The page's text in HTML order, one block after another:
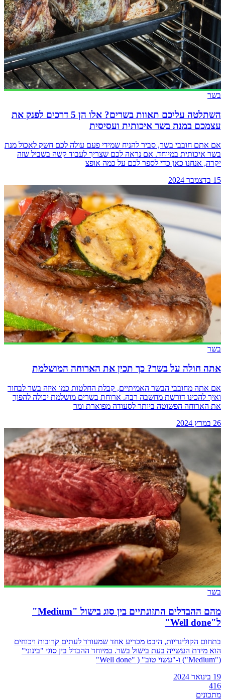
בשר
השתלטה עליכם תאוות בשרים? אלו הן 5 דרכים לפנק את
עצמכם במנת בשר איכותית ועסיסית
אם אתם חובבי בשר, סביר להניח שמידי פעם עולה לכם חשק לאכול מנת
בשר איכותית במיוחד. אם נראה לכם שצריך לעבוד קשה בשביל שזה
יקרה, אנחנו כאן כדי לספר לכם על כמה אופצ
15 בדצמבר 2024
בשר
אתה חולה על בשר? כך תכין את הארוחה המושלמת
אם אתה מחובבי הבשר האמיתיים, קבלת החלטות כמו איזה בשר לבחור
ואיך להכינו דורשת מחשבה רבה. ארוחת בשרים מושלמת יכולה להפוך
את הארוחה הפשוטה ביותר לסעודה מפוארת ומר
26 במרץ 2024
בשר
מהם ההבדלים התזונתיים בין סוג בישול "Medium"
ל"Well done"
בתחום הקולינריות, היבט מכריע אחד שמעורר לעתים קרובות ויכוחים
הוא מידת העשייה בעת בישול בשר. במיוחד ההבדל בין סוגי "בינוני"
("Medium") ו-"עשוי טוב" ( "Well done"
19 בינואר 2024
416
מתכונים